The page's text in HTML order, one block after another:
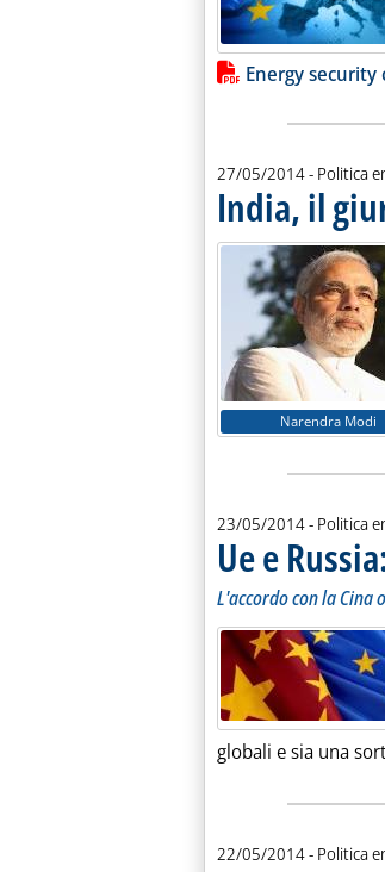
Lista allegati
Energy
27/05/2014- Politica
India, il
Narendra Modi
23/05/2014- Politica
Ue e
L'accordo con la
globali e sia una
22/05/2014- Politica